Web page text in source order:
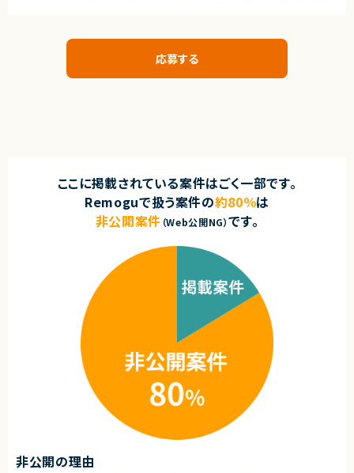
応募する
ここに掲載されている案件はごく一部です。
Remoguで扱う案件の約80％は
非公開案件 （Web公開NG）です。
非公開の理由